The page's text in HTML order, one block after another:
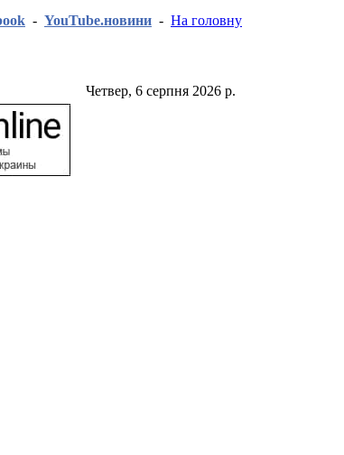
- YouTube.новини - На головну
Четвер, 6 серпня 2026 р.